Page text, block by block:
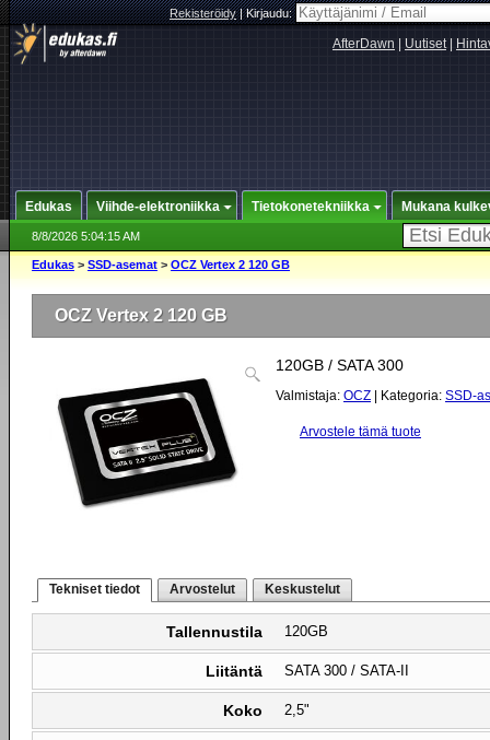
Rekisteröidy|Kirjaudu:
AfterDawn Uutiset|
Edukas Viihde-elektroniikka Tietokonetekniikka Mukana
8/8/2026 5:04:15 AM
Edukas > SSD-asemat > OCZ Vertex 2 120 GB
OCZ Vertex 2 120 GB
120GB / SATA 300
Valmistaja: OCZ | Kategoria: SSD-
Arvostele tämä tuote
Tekniset tiedot Arvostelut Keskustelut
Tallennustila 120GB
Liitäntä SATA 300 / SATA-II
Koko 2,5"